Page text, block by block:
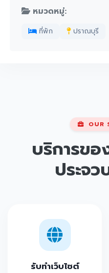
หมวดหมู่:
ที่พัก ปราณบุรี
OUR
บริการขอ
ประจ
รับทำเว็บไซต์